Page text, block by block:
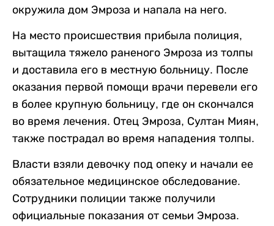
окружила дом Эмроза и напала на него.
На место происшествия прибыла полиция,
вытащила тяжело раненого Эмроза из толпы
и доставила его в местную больницу. После
оказания первой помощи врачи перевели его
в более крупную больницу, где он скончался
во время лечения. Отец Эмроза, Султан Миян,
также пострадал во время нападения толпы.
Власти взяли девочку под опеку и начали ее
обязательное медицинское обследование.
Сотрудники полиции также получили
официальные показания от семьи Эмроза.